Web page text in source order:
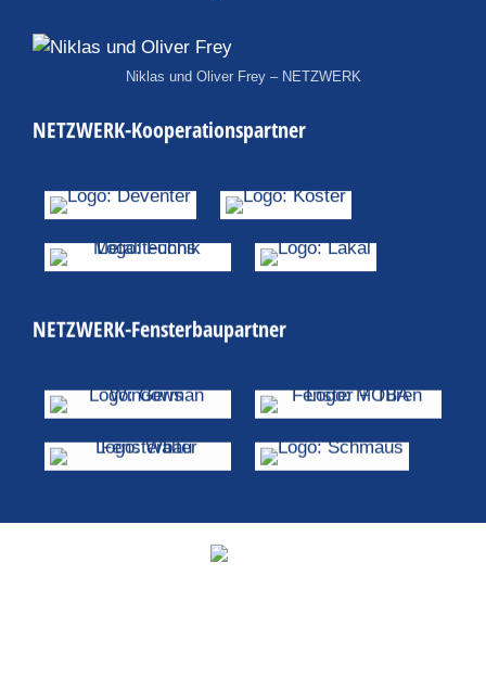
Niklas und Oliver Frey – NETZWERK
NETZWERK-Kooperationspartner
NETZWERK-Fensterbaupartner